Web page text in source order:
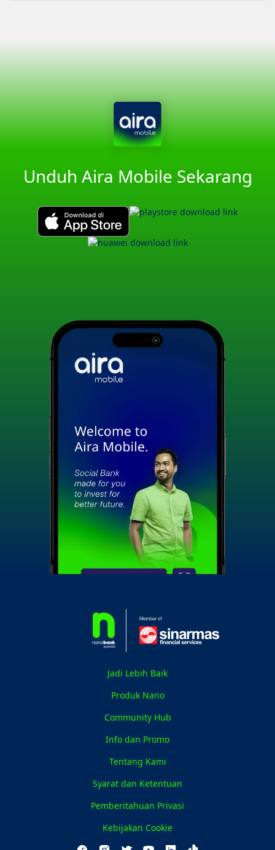
Unduh Aira Mobile Sekarang
Jadi Lebih Baik
Produk Nano
Community Hub
Info dan Promo
Tentang Kami
Syarat dan Ketentuan
Pemberitahuan Privasi
Kebijakan Cookie